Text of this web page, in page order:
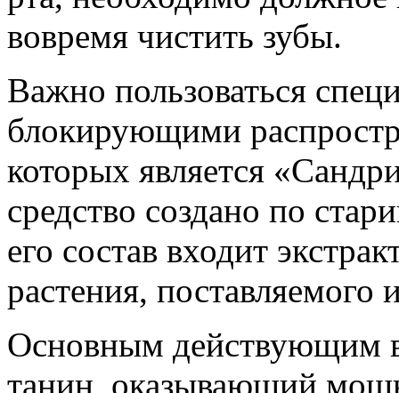
вовремя чистить зубы.
Важно пользоваться
блокирующими
которых является
средство создано по
его состав входит
растения, поставляемого
Основным действующим
танин, оказывающий